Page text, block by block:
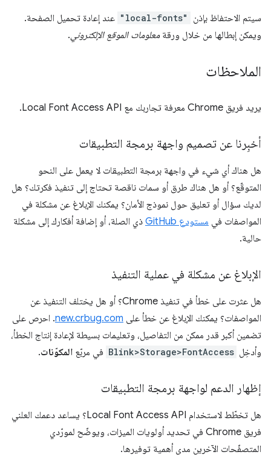
سيتم الاحتفاظ بإذن "local-fonts" عند إعادة تحميل الصفحة.
ويمكن إبطالها من خلال ورقة معلومات الموقع الإلكتروني.
الملاحظات
يريد فريق Chrome معرفة تجاربك مع Local Font Access API.
أخبِرنا عن تصميم واجهة برمجة التطبيقات
هل هناك أي شيء في واجهة برمجة التطبيقات لا يعمل على النحو
المتوقّع؟ أو هل هناك طرق أو سمات ناقصة تحتاج إلى تنفيذ فكرتك؟ هل
لديك سؤال أو تعليق حول نموذج الأمان؟ يمكنك الإبلاغ عن مشكلة في
المواصفات في مستودع GitHub
ذي الصلة، أو إضافة أفكارك إلى مشكلة
حالية.
الإبلاغ عن مشكلة في عملية التنفيذ
هل عثرت على خطأ في تنفيذ Chrome؟ أو هل يختلف التنفيذ عن
المواصفات؟ يمكنك الإبلاغ عن خطأ على new.crbug.com. احرص على
تضمين أكبر قدر ممكن من التفاصيل، وتعليمات بسيطة لإعادة إنتاج الخطأ،
وأدخِل Blink>Storage>FontAccess في مربّع المكوّنات.
إظهار الدعم لواجهة برمجة التطبيقات
هل تخطّط لاستخدام Local Font Access API؟ يساعد دعمك العلني
فريق Chrome في تحديد أولويات الميزات، ويوضّح لمورّدي
المتصفّحات الآخرين مدى أهمية توفيرها.